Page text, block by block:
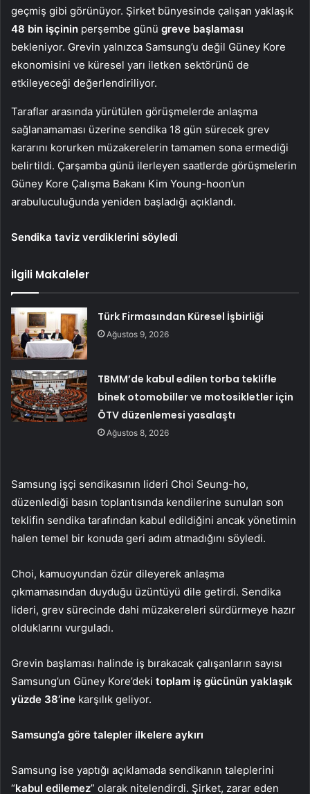
geçmiş gibi görünüyor. Şirket bünyesinde çalışan yaklaşık
48 bin işçinin perşembe günü greve başlaması
bekleniyor. Grevin yalnızca Samsung’u değil Güney Kore
ekonomisini ve küresel yarı iletken sektörünü de
etkileyeceği değerlendiriliyor.
Taraflar arasında yürütülen görüşmelerde anlaşma
sağlanamaması üzerine sendika 18 gün sürecek grev
kararını korurken müzakerelerin tamamen sona ermediği
belirtildi. Çarşamba günü ilerleyen saatlerde görüşmelerin
Güney Kore Çalışma Bakanı Kim Young-hoon’un
arabuluculuğunda yeniden başladığı açıklandı.
Sendika taviz verdiklerini söyledi
İlgili Makaleler
Türk Firmasından Küresel İşbirliği
Ağustos 9, 2026
TBMM’de kabul edilen torba teklifle
binek otomobiller ve motosikletler için
ÖTV düzenlemesi yasalaştı
Ağustos 8, 2026
Samsung işçi sendikasının lideri Choi Seung-ho,
düzenlediği basın toplantısında kendilerine sunulan son
teklifin sendika tarafından kabul edildiğini ancak yönetimin
halen temel bir konuda geri adım atmadığını söyledi.
Choi, kamuoyundan özür dileyerek anlaşma
çıkmamasından duyduğu üzüntüyü dile getirdi. Sendika
lideri, grev sürecinde dahi müzakereleri sürdürmeye hazır
olduklarını vurguladı.
Grevin başlaması halinde iş bırakacak çalışanların sayısı
Samsung’un Güney Kore’deki toplam iş gücünün yaklaşık
yüzde 38’ine karşılık geliyor.
Samsung’a göre talepler ilkelere aykırı
Samsung ise yaptığı açıklamada sendikanın taleplerini
“kabul edilemez” olarak nitelendirdi. Şirket, zarar eden